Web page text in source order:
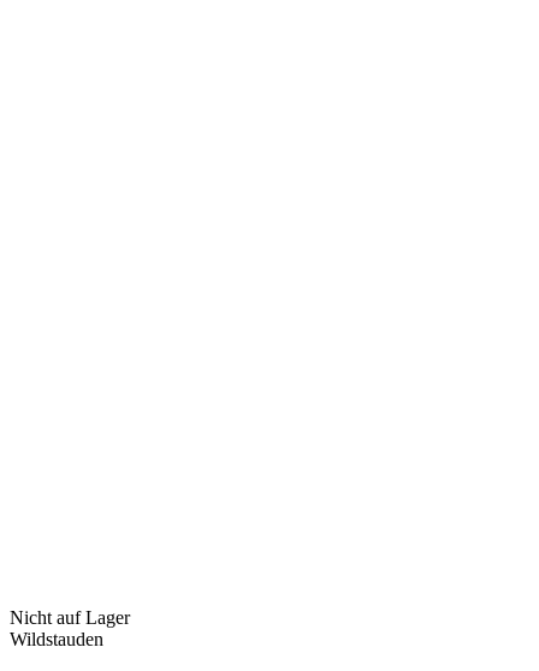
Nicht auf Lager
Wildstauden